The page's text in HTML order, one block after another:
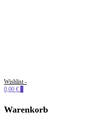
PERLENSUCHT
Wishlist -
0,00 €
Warenkorb